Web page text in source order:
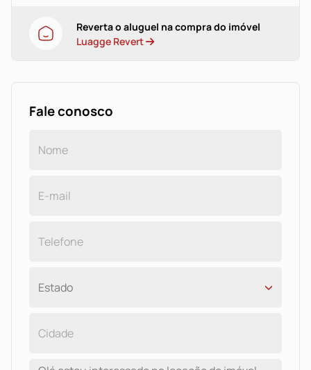
Reverta o aluguel na compra do imóvel
Luagge Revert
Fale conosco